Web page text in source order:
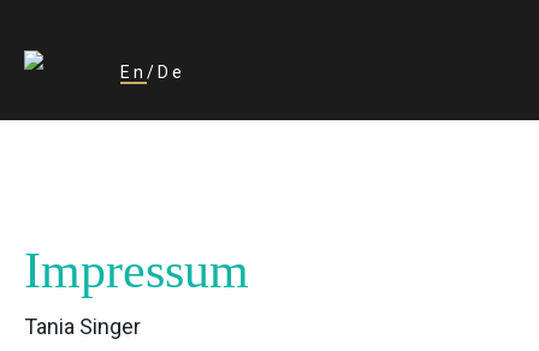
En De
Impressum
Tania Singer